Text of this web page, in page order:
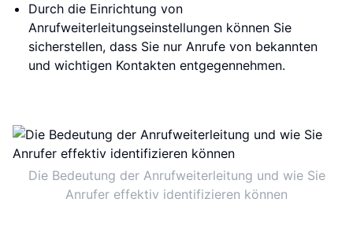
Durch die Einrichtung von
Anrufweiterleitungseinstellungen können Sie
sicherstellen, dass Sie nur Anrufe von bekannten
und wichtigen Kontakten entgegennehmen.
Die Bedeutung der Anrufweiterleitung und wie Sie
Anrufer effektiv identifizieren können